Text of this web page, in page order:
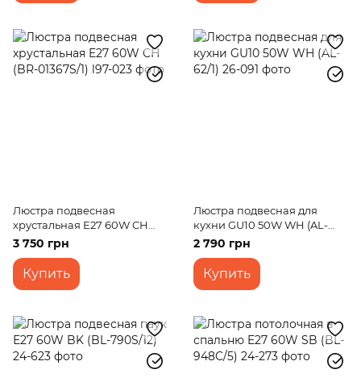
Люстра подвесная
хрустальная E27 60W CH
(BR-01367S/1)
3 750 грн
Купить
Люстра подвесная для
кухни GU10 50W WH (AL-
62/1)
2 790 грн
Купить